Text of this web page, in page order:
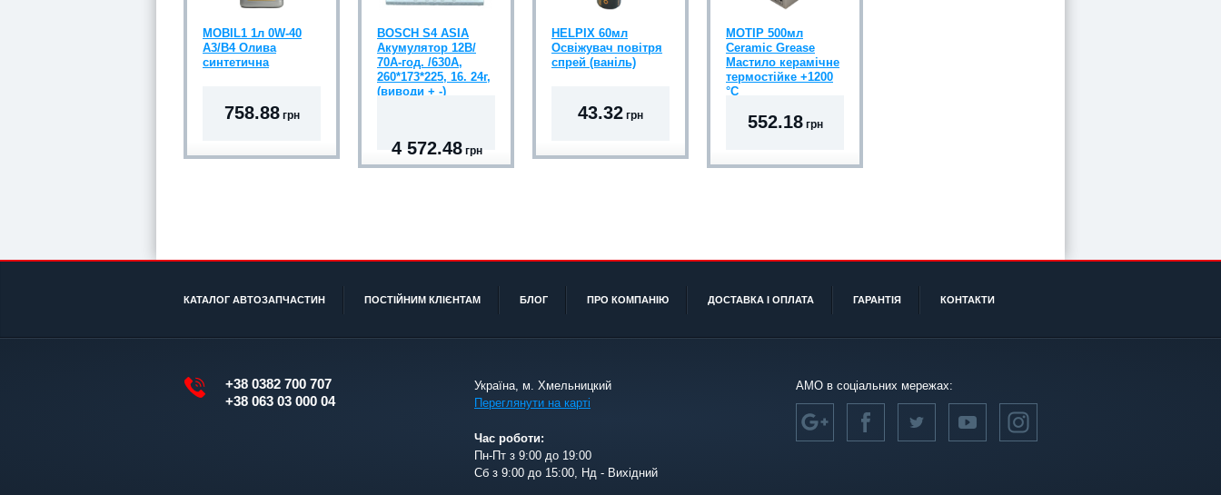
MOBIL1 1л 0W-40
A3/B4 Олива
синтетична
758.88грн
BOSCH S4 ASIA
Акумулятор 12В/
70А-год. /630А,
260*173*225, 16. 24г,
(виводи + -)
4 572.48 грн
HELPIX 60мл
Освіжувач повітря
спрей (ваніль)
43.32 грн
MOTIP 500мл
Ceramic Grease
Мастило керамічне
термостійке +1200
°C
552.18грн
КАТАЛОГ АВТОЗАПЧАСТИН ПОСТІЙНИМ КЛІЄНТАМ БЛОГ ПРО КОМПАНІЮ ДОСТАВКА І ОПЛАТА ГАРАНТІЯ КОНТАКТИ
+38 0382 700 707
+38 063 03 000 04
Україна, м. Хмельницкий
Переглянути на карті
Час роботи:
Пн-Пт з 9:00 до 19:00
Сб з 9:00 до 15:00, Нд - Вихідний
АМО в соціальних мережах: